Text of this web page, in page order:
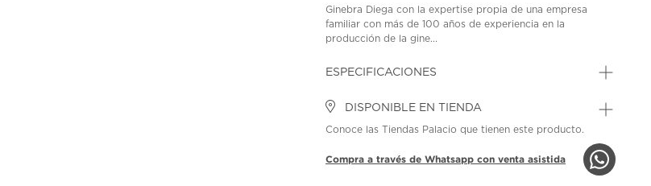
Ginebra Diega con la expertise propia de una empresa
familiar con más de 100 años de experiencia en la
producción de la gine...
ESPECIFICACIONES
DISPONIBLE EN TIENDA
Conoce las Tiendas Palacio que tienen este producto.
Compra a través de Whatsapp con venta asistida